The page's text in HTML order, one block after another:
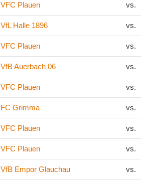
VFC Plauen vs.
VfL Halle 1896 vs.
VFC Plauen vs.
VfB Auerbach 06 vs.
VFC Plauen vs.
FC Grimma vs.
VFC Plauen vs.
VFC Plauen vs.
VfB Empor Glauchau vs.